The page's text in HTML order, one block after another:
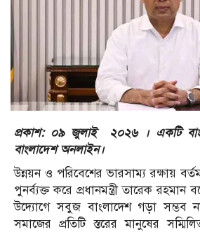
প্রকাশ: ০৯ জুলাই ২০২৬ । একটি
বাংলাদেশ অনলাইন।
উন্নয়ন ও পরিবেশের ভারসাম্য রক্ষায়
পুনর্ব্যক্ত করে প্রধানমন্ত্রী তারেক
উদ্যোগে সবুজ বাংলাদেশ গড়া সম্ভব
সমাজের প্রতিটি স্তরের মানুষের